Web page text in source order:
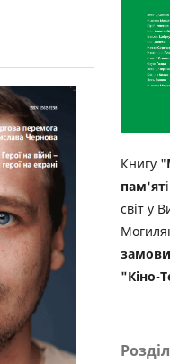
Книгу "
пам'ят
світ у
"Кіно-